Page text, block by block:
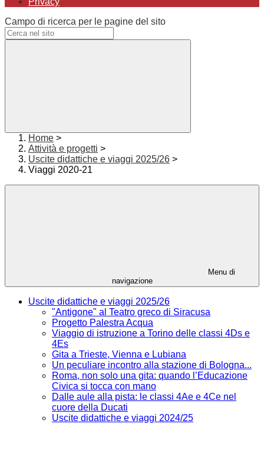
Campo di ricerca per le pagine del sito
Home >
Attività e progetti >
Uscite didattiche e viaggi 2025/26 >
Viaggi 2020-21
Menu di
navigazione
Uscite didattiche e viaggi 2025/26
"Antigone" al Teatro greco di Siracusa
Progetto Palestra Acqua
Viaggio di istruzione a Torino delle classi 4Ds e
4Es
Gita a Trieste, Vienna e Lubiana
Un peculiare incontro alla stazione di Bologna...
Roma, non solo una gita: quando l’Educazione
Civica si tocca con mano
Dalle aule alla pista: le classi 4Ae e 4Ce nel
cuore della Ducati
Uscite didattiche e viaggi 2024/25